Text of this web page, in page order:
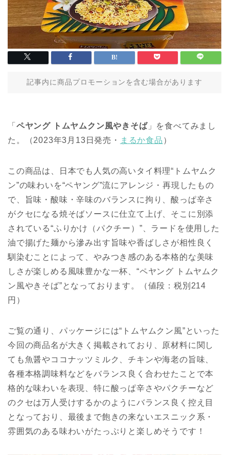
記事内に商品プロモーションを含む場合があります
「 ペヤング トムヤムクン風やきそば」を食べてみまし
た。（2023年3月13日発売・ まるか食品 ）
この商品は、日本でも人気の高いタイ料理“トムヤムク
ン”の味わいを“ペヤング”流にアレンジ・再現したもの
で、旨味・酸味・辛味のバランスに拘り、酸っぱ辛さ
がクセになる焼そばソースに仕立て上げ、そこに別添
されている“ふりかけ（パクチー）”、ラードを使用した
油で揚げた麺から滲み出す旨味や香ばしさが相性良く
馴染むことによって、やみつき感のある本格的な美味
しさが楽しめる風味豊かな一杯、“ペヤング トムヤムク
ン風やきそば”となっております。（値段：税別214
円）
ご覧の通り、パッケージには“トムヤムクン風”といった
今回の商品名が大きく掲載されており、原材料に関し
ても魚醤やココナッツミルク、チキンや海老の旨味、
各種本格調味料などをバランス良く合わせたことで本
格的な味わいを表現、特に酸っぱ辛さやパクチーなど
のクセは万人受けするかのようにバランス良く控え目
となっており、最後まで飽きの来ないエスニック系・
雰囲気のある味わいがたっぷりと楽しめそうです！